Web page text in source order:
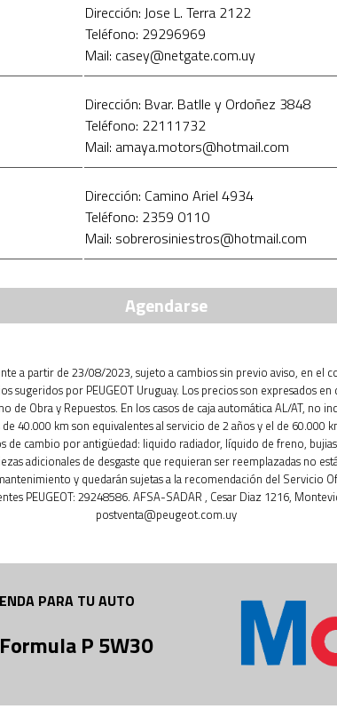
Dirección: Jose L. Terra 2122
Teléfono: 29296969
Mail: casey@netgate.com.uy
Dirección: Bvar. Batlle y Ordoñez 3848
Teléfono: 22111732
Mail: amaya.motors@hotmail.com
Dirección: Camino Ariel 4934
Teléfono: 2359 0110
Mail: sobrerosiniestros@hotmail.com
Agendarse
a partir de 23/08/2023, sujeto a cambios sin previo aviso, en el
sugeridos por PEUGEOT Uruguay. Los precios son expresados
de Obra y Repuestos. En los casos de caja automática AL/AT, no
40.000 km son equivalentes al servicio de 2 años y el de 60.000
de cambio por antigüedad: liquido radiador, líquido de freno,
adicionales de desgaste que requieran ser reemplazadas no
y quedarán sujetas a la recomendación del Servicio
PEUGEOT: 29248586. AFSA-SADAR , Cesar Diaz 1216,
postventa@peugeot.com.uy
PARA TU AUTO
P 5W30